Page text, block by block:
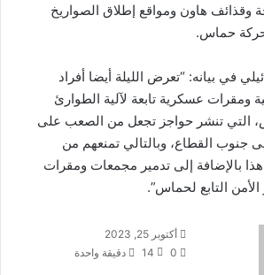
وقذائف هاون ومواقع إطلاق الصواريخ
حماس.
في بيانه: “تعرض الليلة أيضا أفراد
ومقرات عسكرية تابعة لآلية الطوارئ
التي تنشر حواجز تجعل من الصعب على
جنوب القطاع، وبالتالي تمنعهم من
بالإضافة إلى تدمير مجمعات ومقرات
التابع لحماس”.
أرسل
بريدا
أكتوبر 25, 2023
0
14 دقيقة واحدة